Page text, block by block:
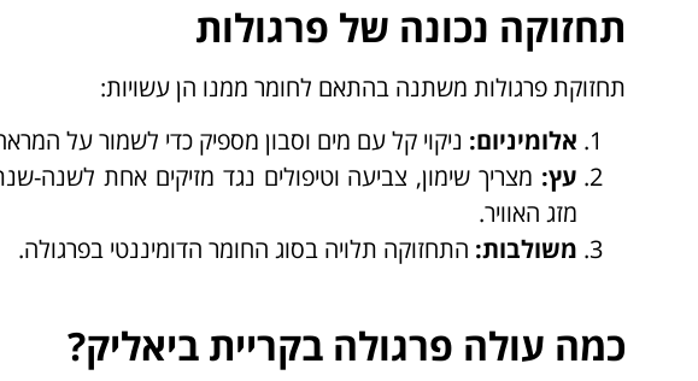
תחזוקה נכונה של פרגולות
תחזוקת פרגולות משתנה בהתאם לחומר ממנו הן עשויות:
אלומיניום: ניקוי קל עם מים וסבון מספיק כדי לשמור על
עץ: מצריך שימון, צביעה וטיפולים נגד מזיקים אחת לשנה-
מזג האוויר.
משולבות: התחזוקה תלויה בסוג החומר הדומיננטי בפרגולה.
כמה עולה פרגולה בקריית ביאליק?